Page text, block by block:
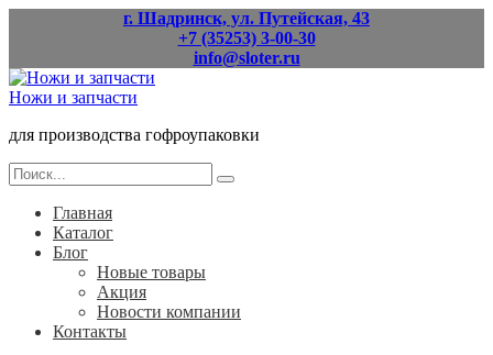
г. Шадринск, ул. Путейская, 43
+7 (35253) 3-00-30
info@sloter.ru
Ножи и запчасти
для производства гофроупаковки
Search
for:
Главная
Каталог
Блог
Новые товары
Акция
Новости компании
Контакты